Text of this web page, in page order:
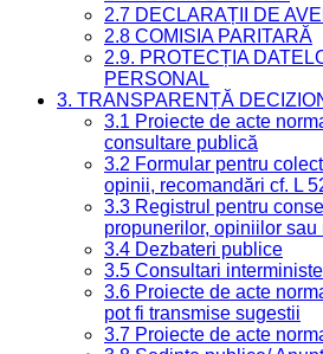
2.7 DECLARAȚII DE
2.8 COMISIA PARITARĂ
2.9. PROTECȚIA
PERSONAL
3. TRANSPARENȚĂ
3.1 Proiecte de acte
consultare publică
3.2 Formular pentru
opinii, recomandări cf. L
3.3 Registrul pentru
propunerilor, opiniilor
3.4 Dezbateri publice
3.5 Consultari
3.6 Proiecte de acte
pot fi transmise sugestii
3.7 Proiecte de acte